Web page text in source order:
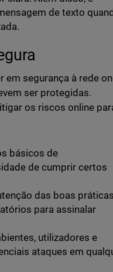
de texto
em segurança à rede
ser protegidas.
os riscos online
básicos de
de cumprir certos
das boas
para assinalar
utilizadores e
ataques em